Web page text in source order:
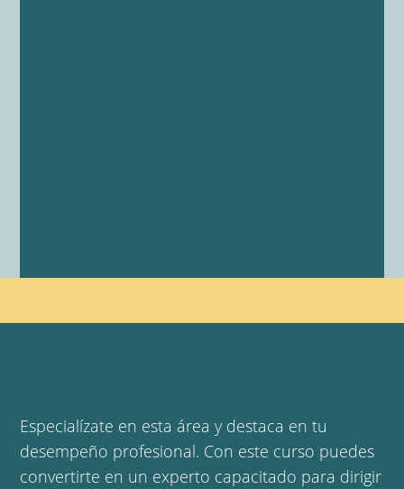
Especialízate en esta área y destaca en tu
desempeño profesional. Con este curso puedes
convertirte en un experto capacitado para dirigir